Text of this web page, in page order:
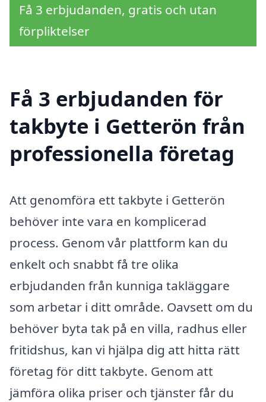
Få 3 erbjudanden, gratis och utan
förpliktelser
Få 3 erbjudanden för
takbyte i Getterön från
professionella företag
Att genomföra ett takbyte i Getterön
behöver inte vara en komplicerad
process. Genom vår plattform kan du
enkelt och snabbt få tre olika
erbjudanden från kunniga takläggare
som arbetar i ditt område. Oavsett om du
behöver byta tak på en villa, radhus eller
fritidshus, kan vi hjälpa dig att hitta rätt
företag för ditt takbyte. Genom att
jämföra olika priser och tjänster får du